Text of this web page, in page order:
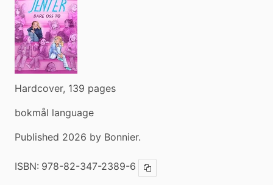
Hardcover, 139 pages
bokmål language
Published 2026 by Bonnier.
ISBN: 978-82-347-2389-6 Copy ISBN